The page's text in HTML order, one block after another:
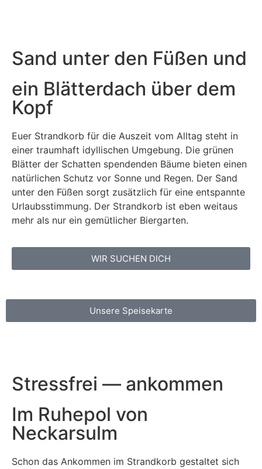
Sand unter den Füßen und
ein Blätterdach über dem
Kopf
Euer Strandkorb für die Auszeit vom Alltag steht in
einer traumhaft idyllischen Umgebung. Die grünen
Blätter der Schatten spendenden Bäume bieten einen
natürlichen Schutz vor Sonne und Regen. Der Sand
unter den Füßen sorgt zusätzlich für eine entspannte
Urlaubsstimmung. Der Strandkorb ist eben weitaus
mehr als nur ein gemütlicher Biergarten.
WIR SUCHEN DICH
Unsere Speisekarte
Stressfrei — ankommen
Im Ruhepol von
Neckarsulm
Schon das Ankommen im Strandkorb gestaltet sich